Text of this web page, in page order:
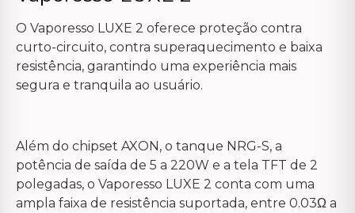
O Vaporesso LUXE 2 oferece proteção contra
curto-circuito, contra superaquecimento e baixa
resistência, garantindo uma experiência mais
segura e tranquila ao usuário.
Além do chipset AXON, o tanque NRG-S, a
potência de saída de 5 a 220W e a tela TFT de 2
polegadas, o Vaporesso LUXE 2 conta com uma
ampla faixa de resistência suportada, entre 0.03Ω a